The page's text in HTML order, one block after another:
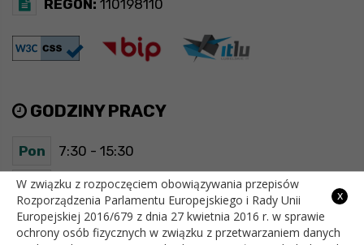
REGON: 110198110
GODZINY PRACY
Pon 7:30 - 15:30
Wt 7:30 - 15:30
Śr 7:30 - 15:30
x
W związku z rozpoczęciem obowiązywania przepisów
Rozporządzenia Parlamentu Europejskiego i Rady Unii
Europejskiej 2016/679 z dnia 27 kwietnia 2016 r. w sprawie
ochrony osób fizycznych w związku z przetwarzaniem danych